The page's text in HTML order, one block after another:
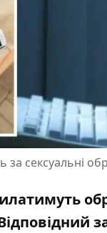
сексуальні